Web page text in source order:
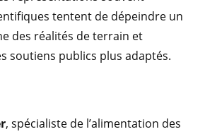
tentent de dépeindre un
des réalités de terrain et
soutiens publics plus adaptés.
, spécialiste de l’alimentation des